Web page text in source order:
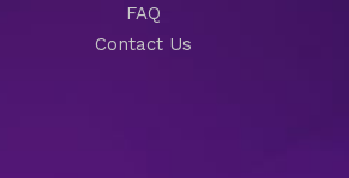
FAQ
Contact Us